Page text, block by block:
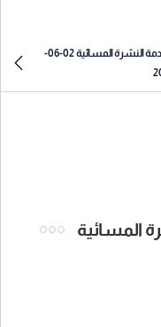
مقدمة النشرة المسائية 02-06-
المسائية